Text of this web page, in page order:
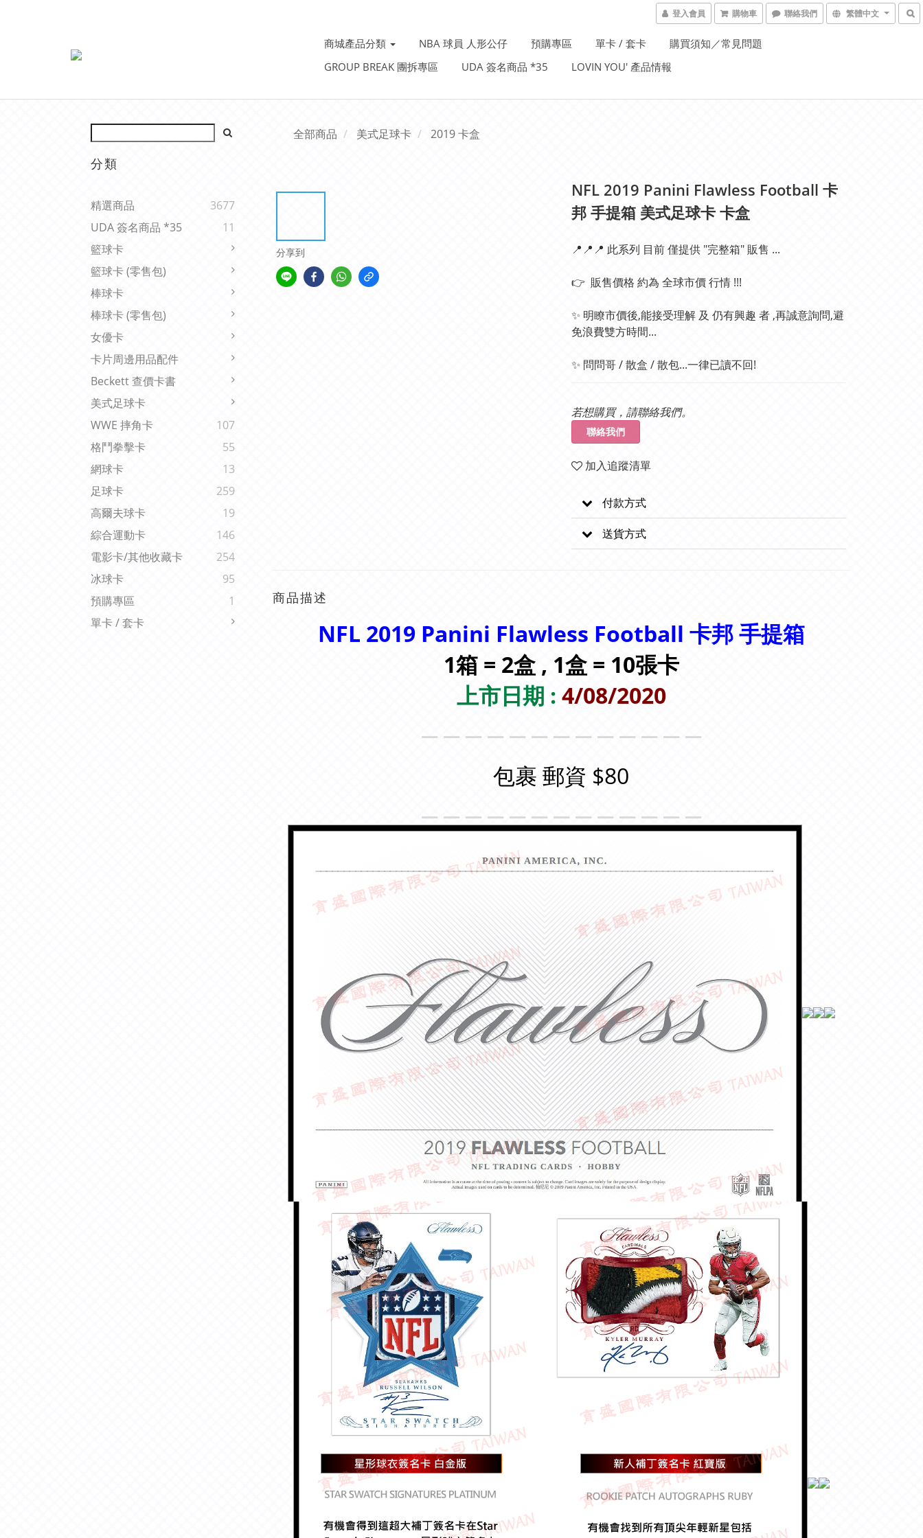
登入會員 購物車 聯絡我們 繁體中文
商城產品分類 NBA 球員 人形公仔 預購專區 單卡 / 套卡
購買須知／常見問題
GROUP BREAK 團拆專區
UDA 簽名商品 *35 LOVIN YOU' 產品情報
分類
精選商品
3677
UDA 簽名商品 *35
11
籃球卡
籃球卡 (零售包)
棒球卡
棒球卡 (零售包)
女優卡
卡片周邊用品配件
Beckett 查價卡書
美式足球卡
WWE 摔角卡
107
格鬥拳擊卡
55
網球卡
13
足球卡
259
高爾夫球卡
19
綜合運動卡
146
電影卡/其他收藏卡
254
冰球卡
95
預購專區
1
單卡 / 套卡
全部商品 美式足球卡 2019 卡盒
分享到
NFL 2019 Panini Flawless Football 卡
邦 手提箱 美式足球卡 卡盒
📍📍📍 此系列 目前 僅提供 "完整箱" 販售 ...
👉  販售價格 約為 全球市價 行情 !!!
✨ 明瞭市價後,能接受理解 及 仍有興趣 者 ,再誠意詢問,避
免浪費雙方時間...
✨ 問問哥 / 散盒 / 散包...一律已讀不回!
若想購買，請聯絡我們。
聯絡我們
加入追蹤清單
付款方式
送貨方式
商品描述
NFL 2019 Panini Flawless Football 卡邦 手提箱
1箱 = 2盒 , 1盒 = 10張卡
上市日期 : 4/08/2020
包裹 郵資 $80